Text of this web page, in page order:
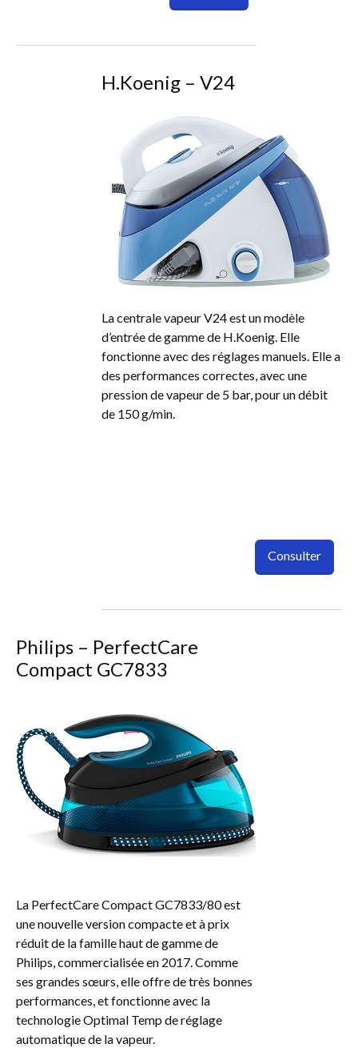
H.Koenig – V24
La centrale vapeur V24 est un modèle
d’entrée de gamme de H.Koenig. Elle
fonctionne avec des réglages manuels. Elle a
des performances correctes, avec une
pression de vapeur de 5 bar, pour un débit
de 150 g/min.
Consulter
Philips – PerfectCare
Compact GC7833
La PerfectCare Compact GC7833/80 est
une nouvelle version compacte et à prix
réduit de la famille haut de gamme de
Philips, commercialisée en 2017. Comme
ses grandes sœurs, elle offre de très bonnes
performances, et fonctionne avec la
technologie Optimal Temp de réglage
automatique de la vapeur.